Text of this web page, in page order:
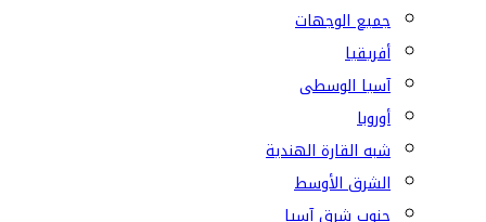
جميع الوجهات
أفريقيا
آسيا الوسطى
أوروبا
شبه القارة الهندية
الشرق الأوسط
جنوب شرق آسيا